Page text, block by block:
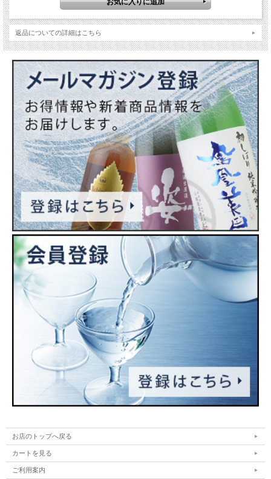
返品についての詳細はこちら
お店のトップへ戻る
カートを見る
ご利用案内